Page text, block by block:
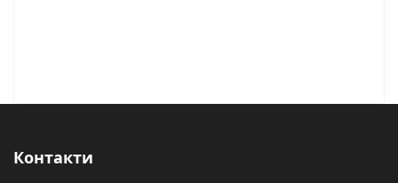
Контакти